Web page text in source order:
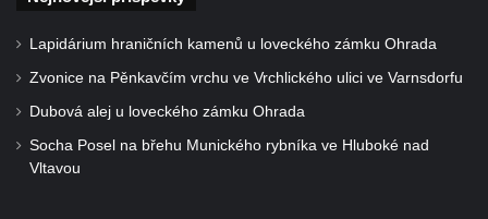
Povodňový sloup I. v Dobříni
Pamětní kámen vodního díla Josefův Důl
Socha svatého Floriána na domě čp. 3 v
Oparnu
Socha svaté Anny u domu čp. 3 v Oparnu
Lapidárium hraničních kamenů u loveckého zámku Ohrada
Zvonice na Pěnkavčím vrchu ve Vrchlického ulici ve Varnsdorfu
Dubová alej u loveckého zámku Ohrada
Socha Posel na břehu Munického rybníka ve Hluboké nad
Vltavou